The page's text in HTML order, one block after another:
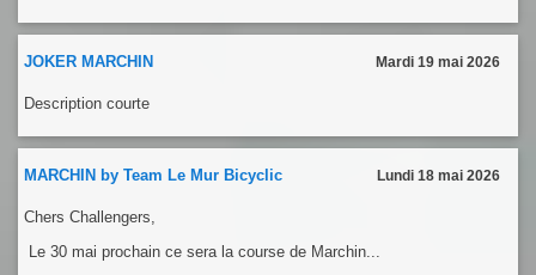
JOKER MARCHIN Mardi 19 mai 2026
Description courte
MARCHIN by Team Le Mur Bicyclic Lundi 18 mai 2026
Chers Challengers,
Le 30 mai prochain ce sera la course de Marchin...